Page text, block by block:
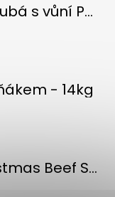
ZVERLIT červený hrubá s vůní Podestýlka kočka 10kg
hvězdiček.
- 14kg
hvězdiček.
Brit Care Cat Christmas Beef Soup 75g
hvězdiček.